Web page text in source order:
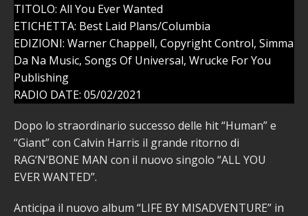
TITOLO: All You Ever Wanted
ETICHETTA: Best Laid Plans/Columbia
EDIZIONI: Warner Chappell, Copyright Control, Simma
Da Na Music, Songs Of Universal, Wrucke For You
Publishing
RADIO DATE: 05/02/2021
Dopo lo straordinario successo delle hit “Human” e
“Giant” con Calvin Harris il grande ritorno di
RAG‘N’BONE MAN con il nuovo singolo “ALL YOU
EVER WANTED”.
Anticipa il nuovo album “LIFE BY MISADVENTURE” in